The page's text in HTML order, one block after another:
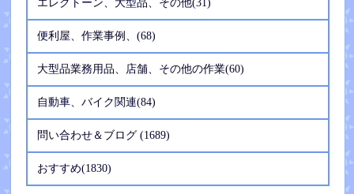
エレクトーン、大型品、その他(31)
便利屋、作業事例、(68)
大型品業務用品、店舗、その他の作業(60)
自動車、バイク関連(84)
問い合わせ＆ブログ (1689)
おすすめ(1830)